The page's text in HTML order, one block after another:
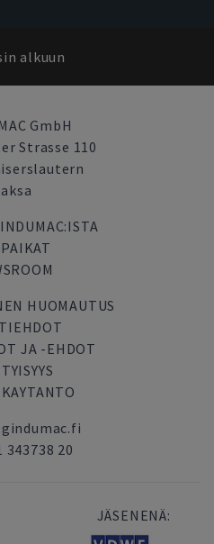
alkuun
GmbH
Strasse 110
HUOMAUTUS
JA -EHDOT
343738 20
JÄSENENÄ: